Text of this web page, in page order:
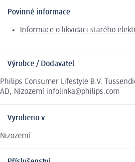
Povinné informace
Informace o likvidaci starého
Výrobce / Dodavatel
Philips Consumer Lifestyle B.V.
AD, Nizozemí infolinka@philips.com
Vyrobeno v
Nizozemí